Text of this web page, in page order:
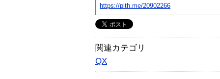
https://plth.me/20902266
関連カテゴリ
QX